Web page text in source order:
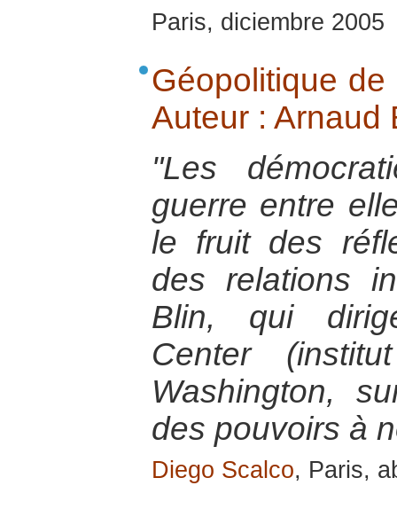
Paris, diciembre 2005
Géopolitique
Auteur : Arnaud
"Les
guerre entre
le fruit des
des relations
Blin, qui
Center
Washington,
des pouvoirs à
Diego Scalco, Paris,